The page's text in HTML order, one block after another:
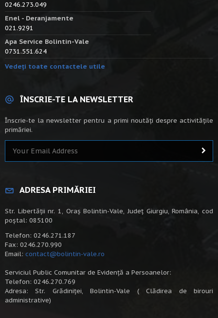
0246.273.049
Enel - Deranjamente
021.9291
Apa Service Bolintin-Vale
0731.551.624
Vedeți toate contactele utile
ÎNSCRIE-TE LA NEWSLETTER
Înscrie-te la newsletter pentru a primi noutăți despre activitățile
primăriei.
ADRESA PRIMĂRIEI
Str. Libertății nr. 1, Oraș Bolintin-Vale, Județ Giurgiu, România, cod
poștal: 085100
Telefon: 0246.271.187
Fax: 0246.270.990
Email: contact@bolintin-vale.ro
Serviciul Public Comunitar de Evidență a Persoanelor:
Telefon: 0246.270.769
Adresa: Str. Grădiniței, Bolintin-Vale ( Clădirea de birouri
administrative)